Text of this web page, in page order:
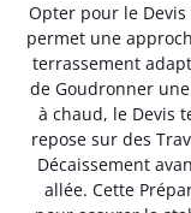
Opter pour le
permet une
terrassement
de Goudronner une
à chaud, le Devis
repose sur des
Décaissement
allée. Cette